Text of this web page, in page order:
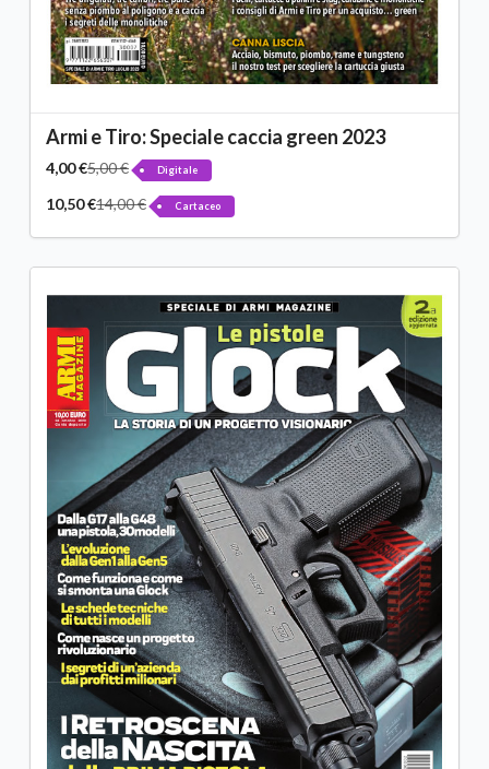
Armi e Tiro: Speciale caccia green 2023
4,00 €5,00 € Digitale
10,50 €14,00 € Cartaceo